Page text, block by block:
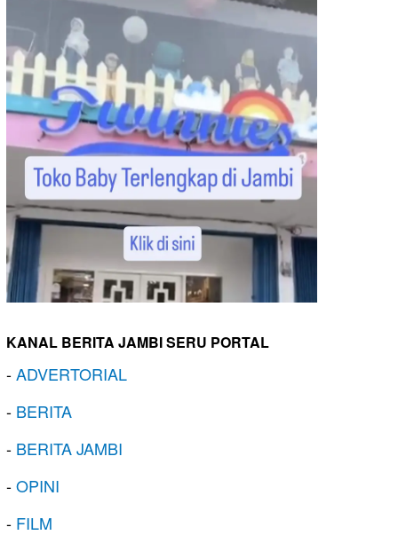
KANAL BERITA JAMBI SERU PORTAL
-ADVERTORIAL
- BERITA
- BERITA JAMBI
-OPINI
- FILM